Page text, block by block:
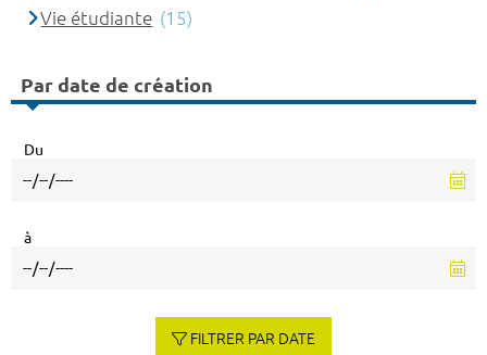
Vie étudiante (15)
Par date de création
Du
à
FILTRER PAR DATE